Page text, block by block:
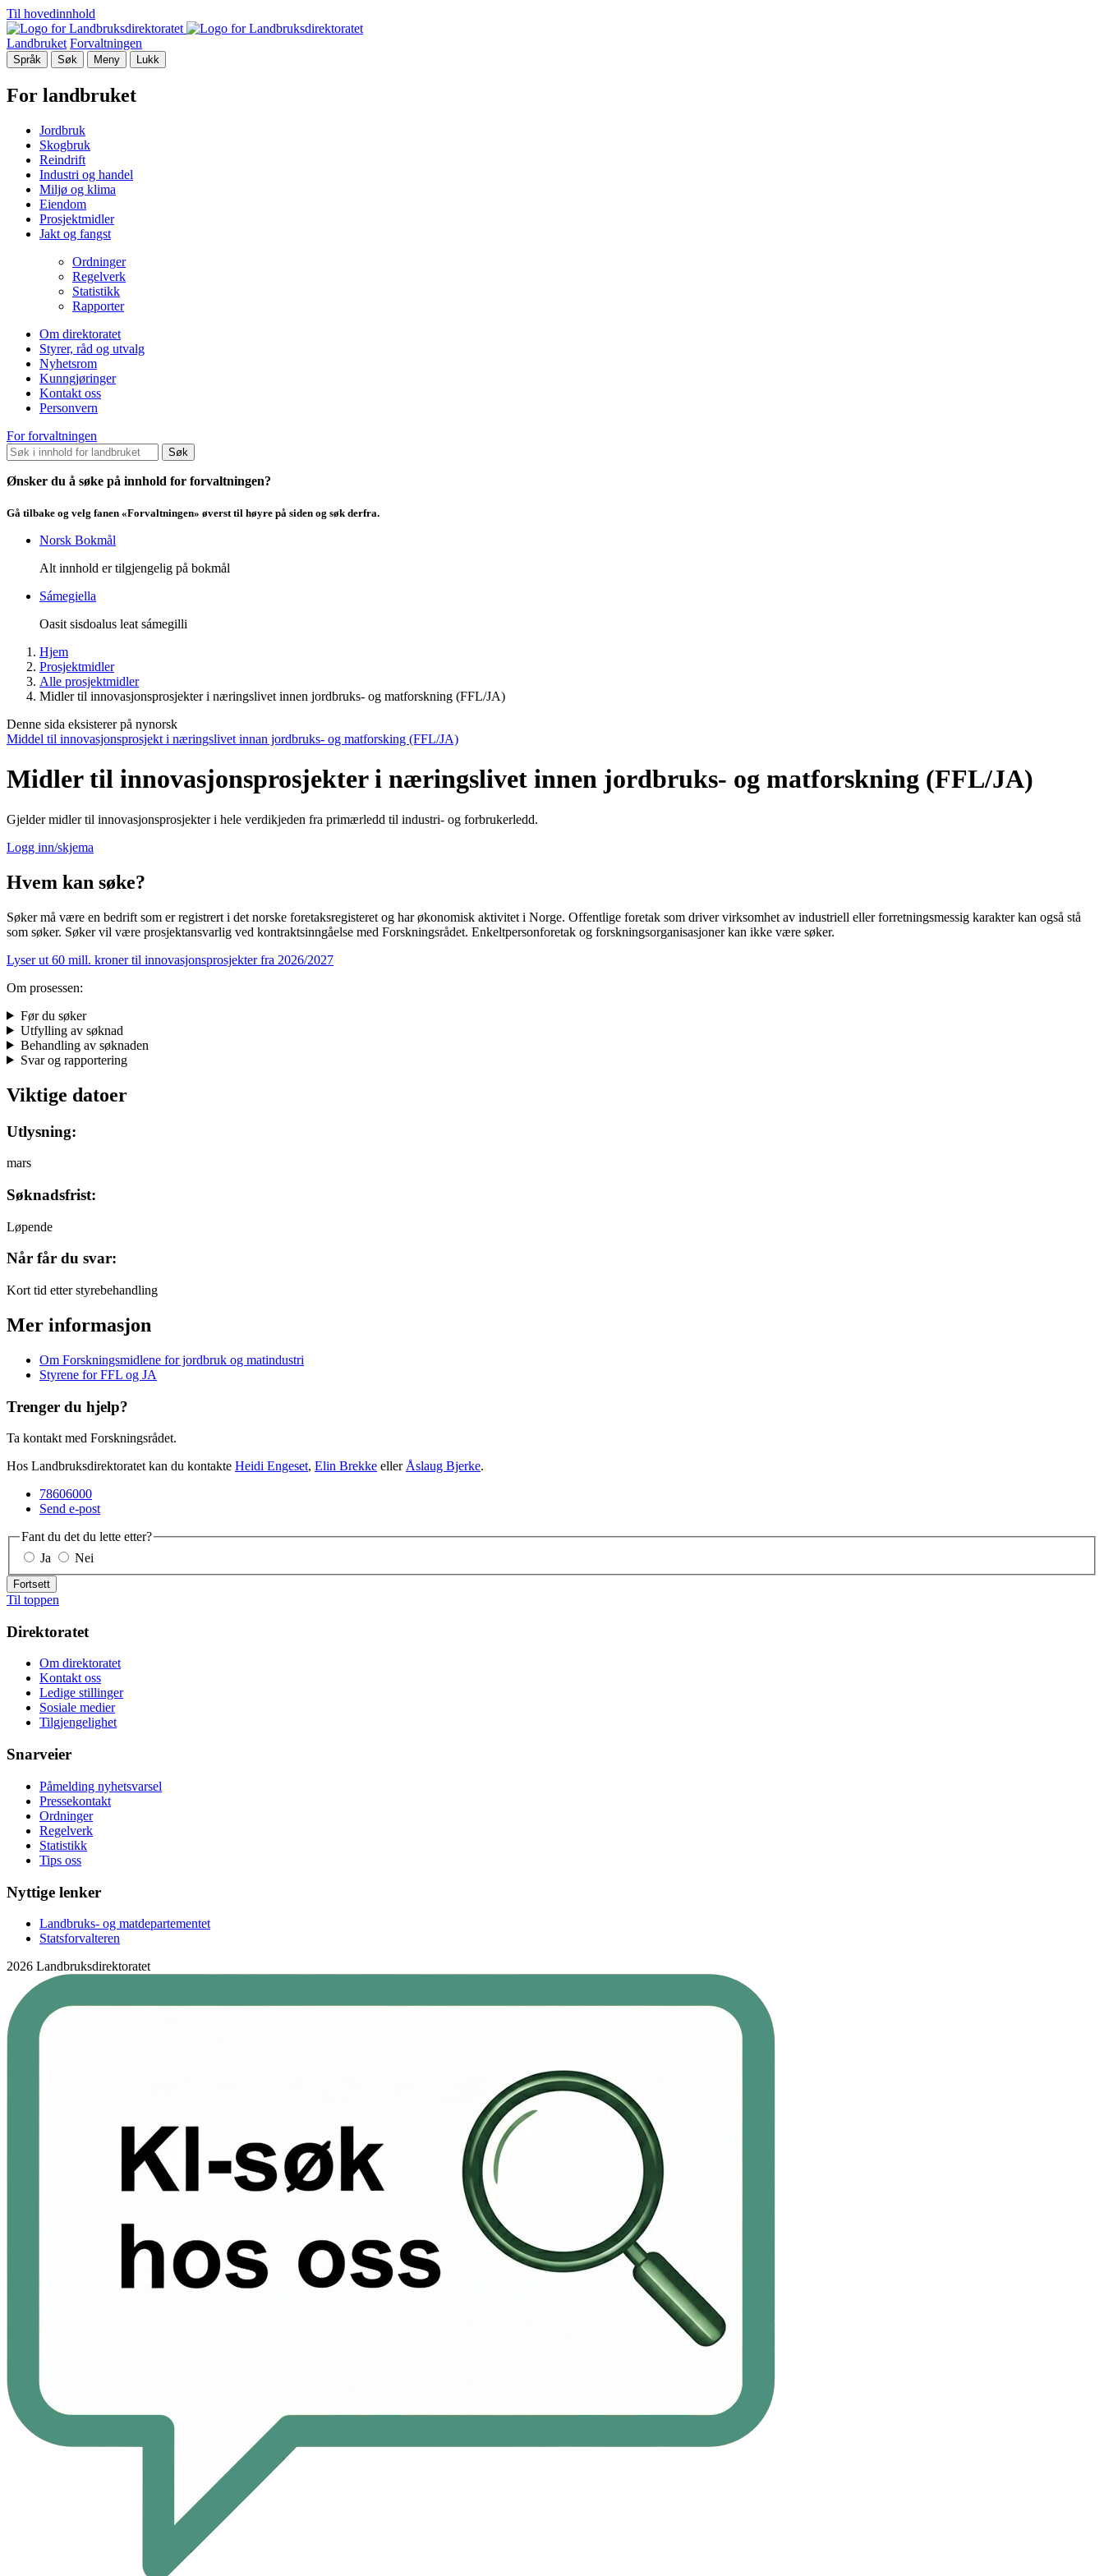
Til hovedinnhold
Landbruket Forvaltningen
Språk Søk Meny Lukk
For landbruket
Jordbruk
Skogbruk
Reindrift
Industri og handel
Miljø og klima
Eiendom
Prosjektmidler
Jakt og fangst
Ordninger
Regelverk
Statistikk
Rapporter
Om direktoratet
Styrer, råd og utvalg
Nyhetsrom
Kunngjøringer
Kontakt oss
Personvern
For forvaltningen
Søk
Ønsker du å søke på innhold for forvaltningen?
Gå tilbake og velg fanen «Forvaltningen» øverst til høyre på siden og søk derfra.
Norsk Bokmål
Alt innhold er tilgjengelig på bokmål
Sámegiella
Oasit sisdoalus leat sámegilli
Hjem
Prosjektmidler
Alle prosjektmidler
Midler til innovasjonsprosjekter i næringslivet innen jordbruks- og matforskning (FFL/JA)
Denne sida eksisterer på nynorsk
Middel til innovasjonsprosjekt i næringslivet innan jordbruks- og matforsking (FFL/JA)
Midler til innovasjonsprosjekter i næringslivet innen jordbruks- og matforskning (FFL/JA)
Gjelder midler til innovasjonsprosjekter i hele verdikjeden fra primærledd til industri- og forbrukerledd.
Logg inn/skjema
Hvem kan søke?
Søker må være en bedrift som er registrert i det norske foretaksregisteret og har økonomisk aktivitet i Norge. Offentlige foretak som driver virksomhet av industriell eller forretningsmessig karakter kan også stå
som søker. Søker vil være prosjektansvarlig ved kontraktsinngåelse med Forskningsrådet. Enkeltpersonforetak og forskningsorganisasjoner kan ikke være søker.
Lyser ut 60 mill. kroner til innovasjonsprosjekter fra 2026/2027
Om prosessen:
Før du søker
Utfylling av søknad
Behandling av søknaden
Svar og rapportering
Viktige datoer
Utlysning:
mars
Søknadsfrist:
Løpende
Når får du svar:
Kort tid etter styrebehandling
Mer informasjon
Om Forskningsmidlene for jordbruk og matindustri
Styrene for FFL og JA
Trenger du hjelp?
Ta kontakt med Forskningsrådet.
Hos Landbruksdirektoratet kan du kontakte Heidi Engeset, Elin Brekke eller Åslaug Bjerke.
78606000
Send e-post
Fant du det du lette etter?
Ja
Nei
Fortsett
Til toppen
Direktoratet
Om direktoratet
Kontakt oss
Ledige stillinger
Sosiale medier
Tilgjengelighet
Snarveier
Påmelding nyhetsvarsel
Pressekontakt
Ordninger
Regelverk
Statistikk
Tips oss
Nyttige lenker
Landbruks- og matdepartementet
Statsforvalteren
2026 Landbruksdirektoratet